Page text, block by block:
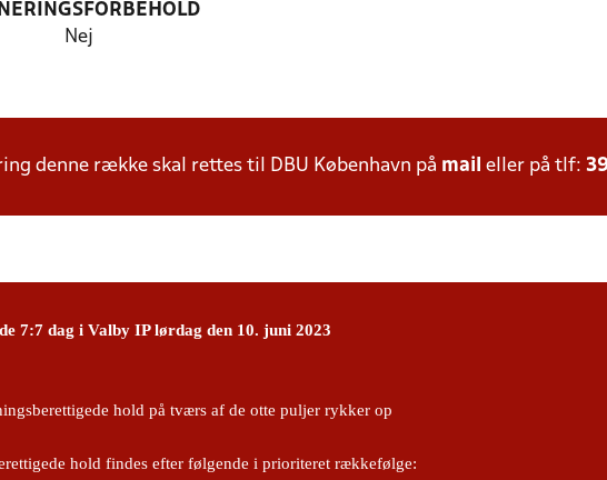
Nej
denne række skal rettes til DBU København på mail eller på tlf:
7:7 dag i Valby IP lørdag den 10. juni 2023
hold på tværs af de otte puljer rykker op
hold findes efter følgende i prioriteret rækkefølge: